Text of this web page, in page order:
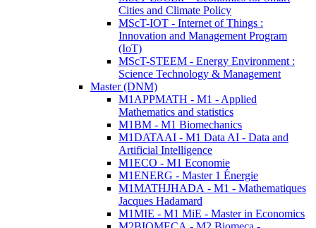
Cities and Climate Policy
MScT-IOT - Internet of Things :
Innovation and Management Program
(IoT)
MScT-STEEM - Energy Environment :
Science Technology & Management
Master (DNM)
M1APPMATH - M1 - Applied
Mathematics and statistics
M1BM - M1 Biomechanics
M1DATAAI - M1 Data AI - Data and
Artificial Intelligence
M1ECO - M1 Economie
M1ENERG - Master 1 Énergie
M1MATHJHADA - M1 - Mathematiques
Jacques Hadamard
M1MIE - M1 MiE - Master in Economics